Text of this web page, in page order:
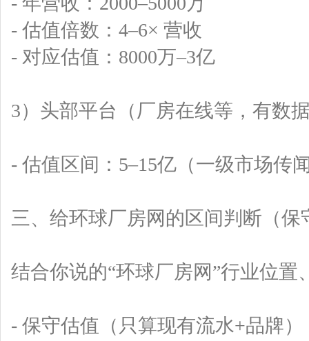
- 估值倍数：4–6× 营收
- 对应估值：8000万–3亿
3）头部平台（厂房在线等，有数
- 估值区间：5–15亿（一级市场传
三、给环球厂房网的区间判断（
结合你说的“环球厂房网”行业位置
- 保守估值（只算现有流水+品牌）